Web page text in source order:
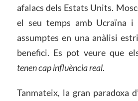
afalacs dels Estats Units.
el seu temps amb Ucraïna i
assumptes en una anàlisi
benefici. Es pot veure que
tenen cap influència real.
Tanmateix, la gran paradoxa